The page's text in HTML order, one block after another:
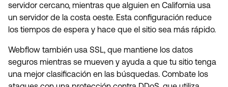
servidor cercano, mientras que alguien en California usa
un servidor de la costa oeste. Esta configuración reduce
los tiempos de espera y hace que el sitio sea más rápido.
Webflow también usa SSL, que mantiene los datos
seguros mientras se mueven y ayuda a que tu sitio tenga
una mejor clasificación en las búsquedas. Combate los